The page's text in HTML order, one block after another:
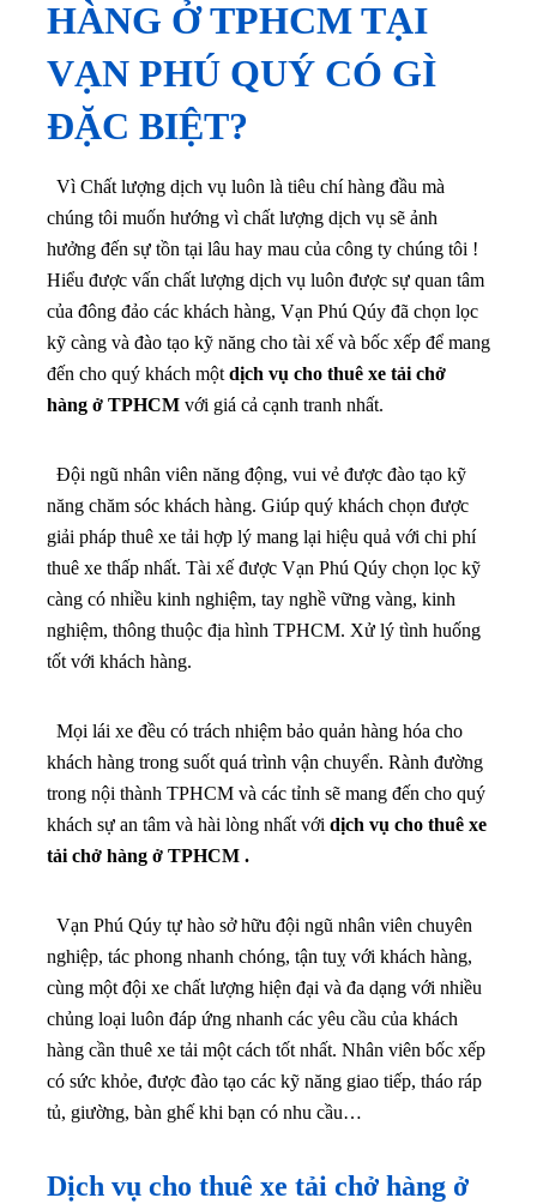
HÀNG Ở TPHCM TẠI
VẠN PHÚ QUÝ CÓ GÌ
ĐẶC BIỆT?
Vì Chất lượng dịch vụ luôn là tiêu chí hàng đầu mà
chúng tôi muốn hướng vì chất lượng dịch vụ sẽ ảnh
hưởng đến sự tồn tại lâu hay mau của công ty chúng tôi !
Hiểu được vấn chất lượng dịch vụ luôn được sự quan tâm
của đông đảo các khách hàng, Vạn Phú Qúy đã chọn lọc
kỹ càng và đào tạo kỹ năng cho tài xế và bốc xếp để mang
đến cho quý khách mộtdịch vụ cho thuê xe tải chở
hàng ở TPHCM với giá cả cạnh tranh nhất.
Đội ngũ nhân viên năng động, vui vẻ được đào tạo kỹ
năng chăm sóc khách hàng. Giúp quý khách chọn được
giải pháp thuê xe tải hợp lý mang lại hiệu quả với chi phí
thuê xe thấp nhất. Tài xế được Vạn Phú Qúy chọn lọc kỹ
càng có nhiều kinh nghiệm, tay nghề vững vàng, kinh
nghiệm, thông thuộc địa hình TPHCM. Xử lý tình huống
tốt với khách hàng.
Mọi lái xe đều có trách nhiệm bảo quản hàng hóa cho
khách hàng trong suốt quá trình vận chuyển. Rành đường
trong nội thành TPHCM và các tỉnh sẽ mang đến cho quý
khách sự an tâm và hài lòng nhất với dịch vụ cho thuê xe
tải chở hàng ở TPHCM .
Vạn Phú Qúy tự hào sở hữu đội ngũ nhân viên chuyên
nghiệp, tác phong nhanh chóng, tận tuỵ với khách hàng,
cùng một đội xe chất lượng hiện đại và đa dạng với nhiều
chủng loại luôn đáp ứng nhanh các yêu cầu của khách
hàng cần thuê xe tải một cách tốt nhất. Nhân viên bốc xếp
có sức khỏe, được đào tạo các kỹ năng giao tiếp, tháo ráp
tủ, giường, bàn ghế khi bạn có nhu cầu…
Dịch vụ cho thuê xe tải chở hàng ở